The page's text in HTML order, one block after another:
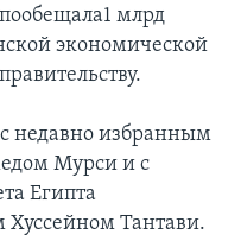
млрд
экономической
недавно избранным
Мурси и с
Египта
Тантави.